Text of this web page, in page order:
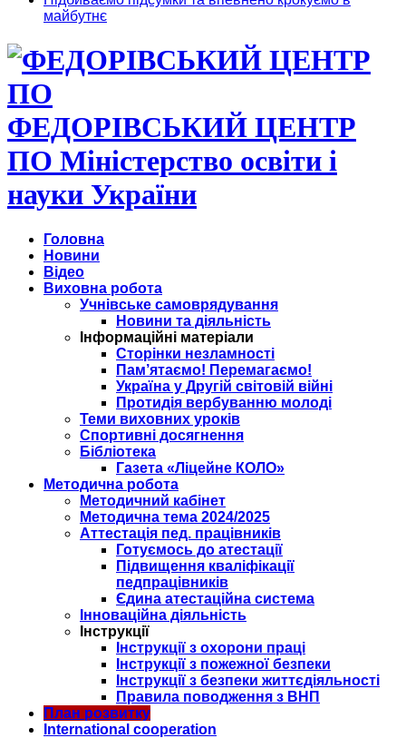
майбутнє
ФЕДОРІВСЬКИЙ ЦЕНТР
ПО Міністерство освіти і
науки України
Головна
Новини
Відео
Виховна робота
Учнівське самоврядування
Новини та діяльність
Інформаційні матеріали
Сторінки незламності
Пам’ятаємо! Перемагаємо!
Україна у Другій світовій війні
Протидія вербуванню молоді
Теми виховних уроків
Спортивні досягнення
Бібліотека
Газета «Ліцейне КОЛО»
Методична робота
Методичний кабінет
Методична тема 2024/2025
Аттестація пед. працівників
Готуємось до атестації
Підвищення кваліфікації
педпрацівників
Єдина атестаційна система
Інноваційна діяльність
Інструкції
Інструкції з охорони праці
Інструкції з пожежної безпеки
Інструкції з безпеки життєдіяльності
Правила поводження з ВНП
План розвитку
International cooperation